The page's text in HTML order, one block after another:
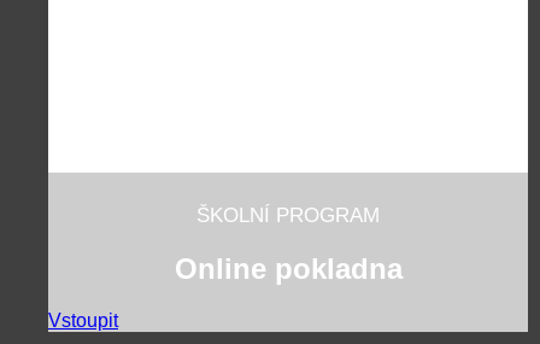
ŠKOLNÍ PROGRAM
Online pokladna
Vstoupit